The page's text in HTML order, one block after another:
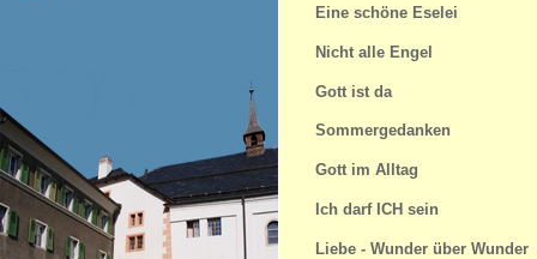
Eine schöne Eselei
Nicht alle Engel
Gott ist da
Sommergedanken
Gott im Alltag
Ich darf ICH sein
Liebe - Wunder über Wunder